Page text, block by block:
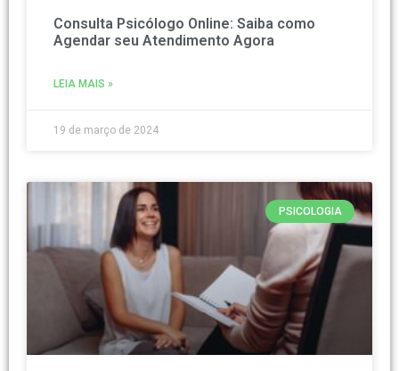
Consulta Psicólogo Online: Saiba como
Agendar seu Atendimento Agora
LEIA MAIS »
19 de março de 2024
PSICOLOGIA